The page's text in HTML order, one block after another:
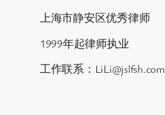
上海市静安区优秀律师
1999年起律师执业
工作联系：LiLi@jslfsh.com